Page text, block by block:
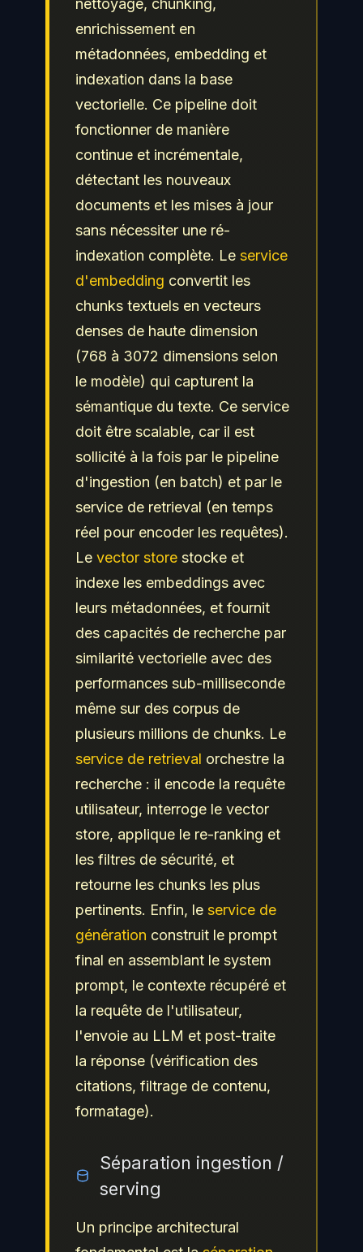
nettoyage, chunking,
enrichissement en
métadonnées, embedding et
indexation dans la base
vectorielle. Ce pipeline doit
fonctionner de manière
continue et incrémentale,
détectant les nouveaux
documents et les mises à jour
sans nécessiter une ré-
indexation complète. Le service
d'embedding convertit les
chunks textuels en vecteurs
denses de haute dimension
(768 à 3072 dimensions selon
le modèle) qui capturent la
sémantique du texte. Ce service
doit être scalable, car il est
sollicité à la fois par le pipeline
d'ingestion (en batch) et par le
service de retrieval (en temps
réel pour encoder les requêtes).
Le vector store stocke et
indexe les embeddings avec
leurs métadonnées, et fournit
des capacités de recherche par
similarité vectorielle avec des
performances sub-milliseconde
même sur des corpus de
plusieurs millions de chunks. Le
service de retrieval orchestre la
recherche : il encode la requête
utilisateur, interroge le vector
store, applique le re-ranking et
les filtres de sécurité, et
retourne les chunks les plus
pertinents. Enfin, le service de
génération construit le prompt
final en assemblant le system
prompt, le contexte récupéré et
la requête de l'utilisateur,
l'envoie au LLM et post-traite
la réponse (vérification des
citations, filtrage de contenu,
formatage).
Séparation ingestion /
serving
Un principe architectural